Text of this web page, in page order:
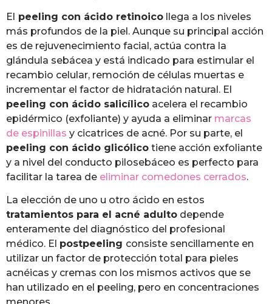
El peeling con ácido retinoico llega a los niveles
más profundos de la piel. Aunque su principal acción
es de rejuvenecimiento facial, actúa contra la
glándula sebácea y está indicado para estimular el
recambio celular, remoción de células muertas e
incrementar el factor de hidratación natural. El
peeling con ácido salicílico acelera el recambio
epidérmico (exfoliante) y ayuda a eliminar marcas
de espinillas y cicatrices de acné. Por su parte, el
peeling con ácido glicólico tiene acción exfoliante
y a nivel del conducto pilosebáceo es perfecto para
facilitar la tarea de eliminar comedones cerrados.
La elección de uno u otro ácido en estos
tratamientos para el acné adulto depende
enteramente del diagnóstico del profesional
médico. El postpeeling consiste sencillamente en
utilizar un factor de protección total para pieles
acnéicas y cremas con los mismos activos que se
han utilizado en el peeling, pero en concentraciones